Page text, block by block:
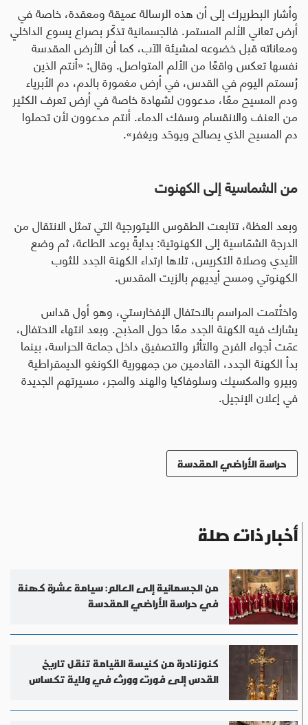
وأشار البطريرك إلى أن هذه الرسالة عميقة ومعقدة، خاصة في
أرض تعاني الألم المستمر. فالجسمانية تذكّر بصراع يسوع الداخلي
ومعاناته قبل خضوعه لمشيئة الآب، كما أن الأرض المقدسة
نفسها تعكس واقعًا من الألم المتواصل. وقال: «أنتم الذين
رُسمتم اليوم في القدس، في أرض مغمورة بالدم، دم الأبرياء
ودم المسيح معًا، مدعوون لشهادة خاصة في أرض تعرف الكثير
من العنف والانقسام وسفك الدماء. أنتم مدعوون لأن تحملوا
دم المسيح الذي يصالح ويوحّد ويغفر».
من الشماسية إلى الكهنوت
وبعد العظة، تتابعت الطقوس الليتورجية التي تمثل الانتقال من
الدرجة الشمّاسية إلى الكهنوتية: بدايةً بوعد الطاعة، ثم وضع
الأيدي وصلاة التكريس، تلاها ارتداء الكهنة الجدد للثوب
الكهنوتي ومسح أيديهم بالزيت المقدس.
واختُتمت المراسم بالاحتفال الإفخارستي، وهو أول قداس
يشارك فيه الكهنة الجدد معًا حول المذبح. وبعد انتهاء الاحتفال،
عمّت أجواء الفرح والتأثر والتصفيق داخل جماعة الحراسة، بينما
بدأ الكهنة الجدد، القادمين من جمهورية الكونغو الديمقراطية
وبيرو والمكسيك وسلوفاكيا والهند والمجر، مسيرتهم الجديدة
في إعلان الإنجيل.
حراسة الأراضي المقدسة
أخبار ذات صلة
من الجسمانية إلى العالم: سيامة عشرة كهنة
في حراسة الأراضي المقدسة
كنوز نادرة من كنيسة القيامة تنقل تاريخ
القدس إلى فورت وورث في ولاية تكساس